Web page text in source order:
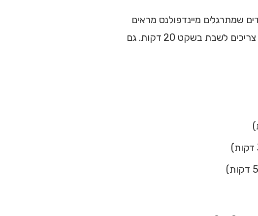
שמתרגלים מיינדפולנס מראים
. ולא — הם לא צריכים לשבת בשקט 20 דקות. גם